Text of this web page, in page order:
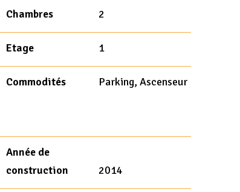
Chambres 2
Etage 1
Commodités Parking, Ascenseur
Année de
construction
2014